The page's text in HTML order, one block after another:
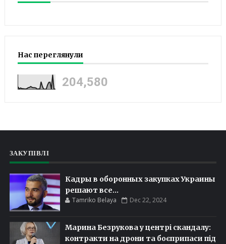
Нас переглянули
204,580
ЗАКУПІВЛІ
Кадры в оборонных закупках Украины
решают все...
Tamriko Belaya Dec 22, 2024
Марина Безрукова у центрі скандалу:
контракти на дрони та боєприпаси під